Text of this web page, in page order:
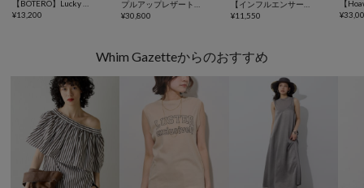
¥13,200
¥30,800
¥11,550 ¥
Whim Gazetteからのおすすめ